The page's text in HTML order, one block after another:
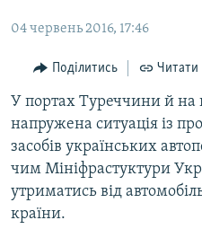
Перейти
пошуку
ПОГЛЯД
ІНТЕРВ'Ю
ВСЕ ЗА ДЕНЬ
СПЕЦПРОЕКТИ
ДЕПОРТАЦІЯ
ВІДЕОУРОКИ «ELIFBE»
ЯК ОБІЙТИ БЛОКУВАННЯ
Русский
04 червень 2016, 17:46
Поділитись Читати
У портах Туреччини й на
напружена ситуація із
засобів українських
чим Мініфрастуктури
утриматись від
країни.